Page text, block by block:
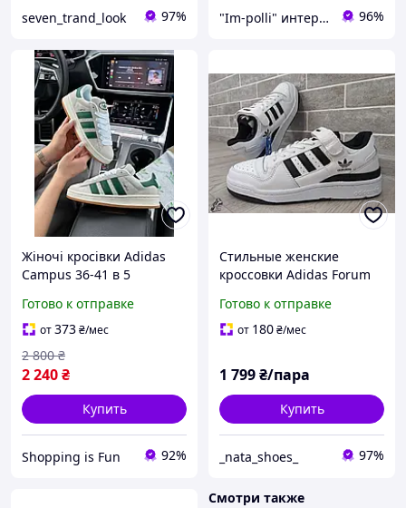
seven_trand_look 97% "Im-polli" интернет-магазин 96%
Жіночі кросівки Adidas
Campus 36-41 в 5
жіночі
Готово к отправке
от373₴/мес
2 240₴
2 800 ₴
Купить
Shopping is Fun 92%
Стильные женские
кроссовки Adidas Forum
\ 36
Готово к отправке
от 180₴/мес
1 799₴/пара
Купить
_nata_shoes_ 97%
Смотри также